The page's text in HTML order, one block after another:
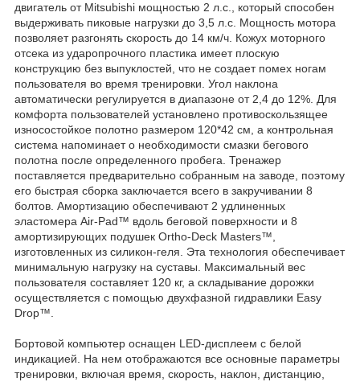
двигатель от Mitsubishi мощностью 2 л.с., который способен
выдерживать пиковые нагрузки до 3,5 л.с. Мощность мотора
позволяет разгонять скорость до 14 км/ч. Кожух моторного
отсека из ударопрочного пластика имеет плоскую
конструкцию без выпуклостей, что не создает помех ногам
пользователя во время тренировки. Угол наклона
автоматически регулируется в диапазоне от 2,4 до 12%. Для
комфорта пользователей установлено противоскользящее
износостойкое полотно размером 120*42 см, а контрольная
система напоминает о необходимости смазки бегового
полотна после определенного пробега. Тренажер
поставляется предварительно собранным на заводе, поэтому
его быстрая сборка заключается всего в закручивании 8
болтов. Амортизацию обеспечивают 2 удлиненных
эластомера Air-Pad™ вдоль беговой поверхности и 8
амортизирующих подушек Ortho-Deck Masters™,
изготовленных из силикон-геля. Эта технология обеспечивает
минимальную нагрузку на суставы. Максимальный вес
пользователя составляет 120 кг, а складывание дорожки
осуществляется с помощью двухфазной гидравлики Easy
Drop™.
Бортовой компьютер оснащен LED-дисплеем с белой
индикацией. На нем отображаются все основные параметры
тренировки, включая время, скорость, наклон, дистанцию,